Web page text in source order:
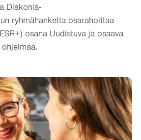
Diakonia-
ryhmähanketta osarahoittaa
osana Uudistuva ja osaava